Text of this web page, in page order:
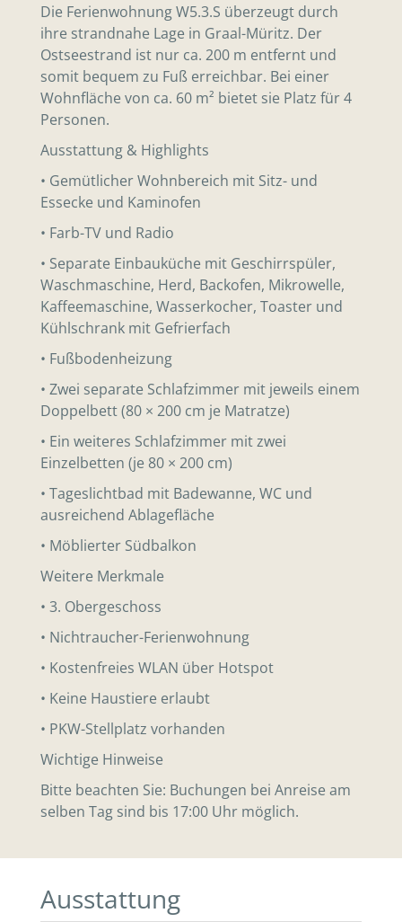
Die Ferienwohnung W5.3.S überzeugt durch
ihre strandnahe Lage in Graal-Müritz. Der
Ostseestrand ist nur ca. 200 m entfernt und
somit bequem zu Fuß erreichbar. Bei einer
Wohnfläche von ca. 60 m² bietet sie Platz für 4
Personen.
Ausstattung & Highlights
• Gemütlicher Wohnbereich mit Sitz- und
Essecke und Kaminofen
• Farb-TV und Radio
• Separate Einbauküche mit Geschirrspüler,
Waschmaschine, Herd, Backofen, Mikrowelle,
Kaffeemaschine, Wasserkocher, Toaster und
Kühlschrank mit Gefrierfach
• Fußbodenheizung
• Zwei separate Schlafzimmer mit jeweils einem
Doppelbett (80 × 200 cm je Matratze)
• Ein weiteres Schlafzimmer mit zwei
Einzelbetten (je 80 × 200 cm)
• Tageslichtbad mit Badewanne, WC und
ausreichend Ablagefläche
• Möblierter Südbalkon
Weitere Merkmale
• 3. Obergeschoss
• Nichtraucher-Ferienwohnung
• Kostenfreies WLAN über Hotspot
• Keine Haustiere erlaubt
• PKW-Stellplatz vorhanden
Wichtige Hinweise
Bitte beachten Sie: Buchungen bei Anreise am
selben Tag sind bis 17:00 Uhr möglich.
Ausstattung